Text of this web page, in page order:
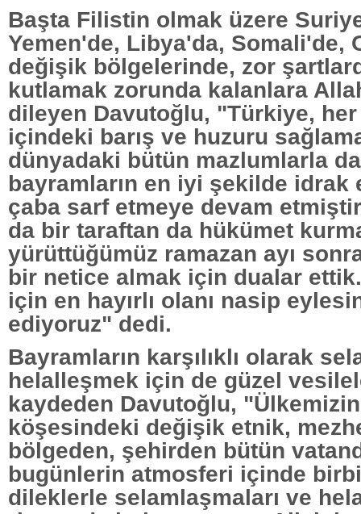
Başta Filistin olmak üzere
Yemen'de, Libya'da, Somali'de,
değişik bölgelerinde, zor
kutlamak zorunda kalanlara
dileyen Davutoğlu, "Türkiye,
içindeki barış ve huzuru
dünyadaki bütün mazlumlarla
bayramların en iyi şekilde idrak
çaba sarf etmeye devam
da bir taraftan da hükümet
yürüttüğümüz ramazan ayı
bir netice almak için dualar
için en hayırlı olanı nasip
ediyoruz" dedi.
Bayramların karşılıklı olarak
helalleşmek için de güzel
kaydeden Davutoğlu,
köşesindeki değişik etnik,
bölgeden, şehirden bütün
bugünlerin atmosferi içinde
dileklerle selamlaşmaları ve